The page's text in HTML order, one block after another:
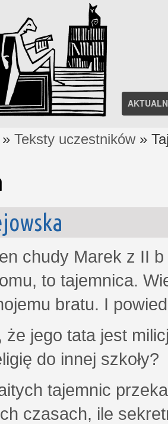
Teksty uczestników»
chudy Marek z II
to tajemnica.
bratu. I
że jego tata jest
do innej szkoły?
tajemnic
czasach, ile